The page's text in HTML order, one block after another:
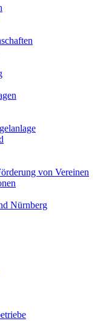
von Vereinen
Nürnberg